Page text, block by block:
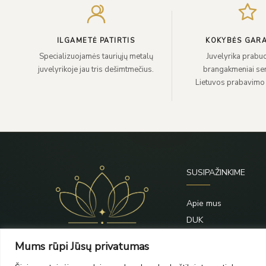
Mums rūpi Jūsų privatumas
ILGAMETĖ PATIRTIS
Specializuojamės tauriųjų metalų
juvelyrikoje jau tris dešimtmečius.
KOKYBĖS
Juvelyrika
brangakmeniai
Lietuvos
SUSIPAŽINKIME
Apie mus
DUK